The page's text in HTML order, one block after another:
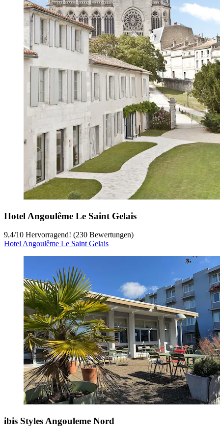
Hotel Angoulême Le Saint Gelais
9,4/10 Hervorragend! (230 Bewertungen)
Hotel Angoulême Le Saint Gelais
ibis Styles Angouleme Nord